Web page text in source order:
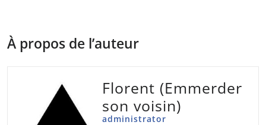
À propos de l’auteur
Florent (Emmerder
son voisin)
administrator